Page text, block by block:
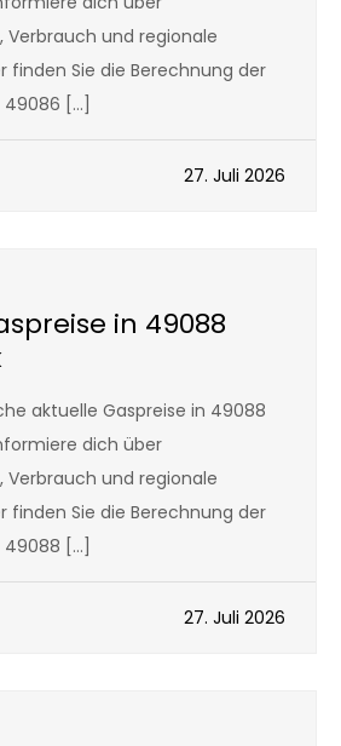
Verbrauch und regionale
finden Sie die Berechnung der
[…]
27. Juli 2026
in 49088
aktuelle Gaspreise in 49088
dich über
Verbrauch und regionale
finden Sie die Berechnung der
[…]
27. Juli 2026